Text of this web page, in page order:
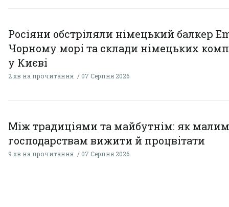
Росіяни обстріляли німецький балкер
Чорному морі та склади німецьких
у Києві
2 хв на прочитання 07 Серпня 2026
Між традиціями та майбутнім: як малим
господарствам вижити й процвітати
9 хв на прочитання 07 Серпня 2026